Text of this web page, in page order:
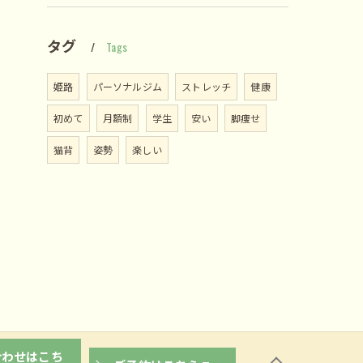
タグ Tags
姫路 パーソナルジム ストレッチ 健康
初めて 月額制 学生 安い 脚痩せ
猫背 姿勢 楽しい
せはこち